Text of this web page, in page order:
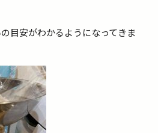
目安がわかるようになってきま